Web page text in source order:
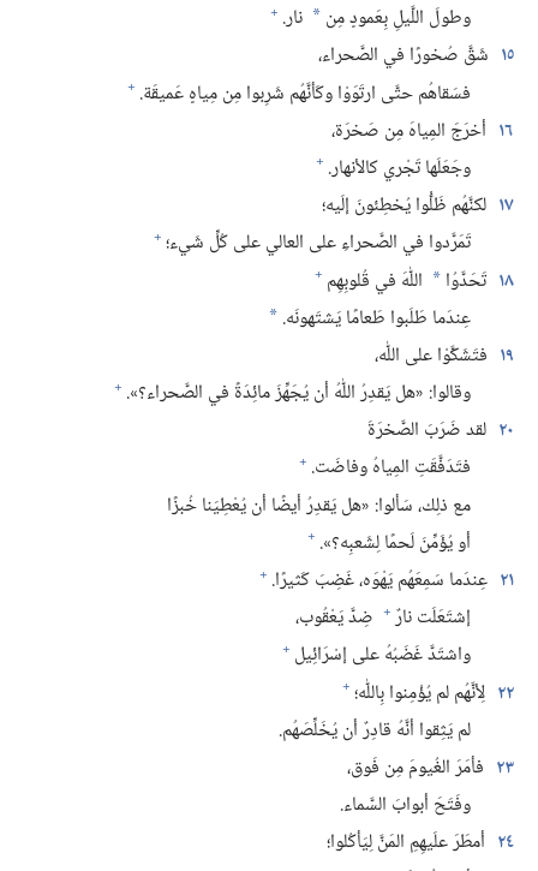
وطولَ اللَّيلِ بِعَمودٍ مِن * نار.‏ +
١٥ شَقَّ صُخورًا في الصَّحراء،‏
فسَقاهُم حتَّى ارتَوَوْا وكَأنَّهُم شَرِبوا مِن مِياهٍ عَميقَة.‏ +
١٦ أخرَجَ المِياهَ مِن صَخرَة،‏
وجَعَلَها تَجْري كالأنهار.‏ +
١٧ لكنَّهُم ظَلُّوا يُخطِئونَ إلَيه؛‏
تَمَرَّدوا في الصَّحراءِ على العالي على كُلِّ شَيء؛‏ +
١٨ تَحَدَّوُا * اللّٰهَ في قُلوبِهِم +
عِندَما طَلَبوا طَعامًا يَشتَهونَه.‏ *
١٩ فتَشَكَّوْا على اللّٰه،‏
وقالوا:‏ «هل يَقدِرُ اللّٰهُ أن يُجَهِّزَ مائِدَةً في الصَّحراء؟‏».‏ +
٢٠ لقد ضَرَبَ الصَّخرَةَ
فتَدَفَّقَتِ المِياهُ وفاضَت.‏ +
مع ذلِك،‏ سَألوا:‏ «هل يَقدِرُ أيضًا أن يُعْطِيَنا خُبزًا
أو يُؤَمِّنَ لَحمًا لِشَعبِه؟‏».‏ +
٢١ عِندَما سَمِعَهُم يَهْوَه،‏ غَضِبَ كَثيرًا.‏ +
إشتَعَلَت نارٌ + ضِدَّ يَعْقُوب،‏
واشتَدَّ غَضَبُهُ على إسْرَائِيل +
٢٢ لِأنَّهُم لم يُؤْمِنوا بِاللّٰه؛‏ +
لم يَثِقوا أنَّهُ قادِرٌ أن يُخَلِّصَهُم.‏
٢٣ فأمَرَ الغُيومَ مِن فَوق،‏
وفَتَحَ أبوابَ السَّماء.‏
٢٤ أمطَرَ علَيهِمِ المَنَّ لِيَأكُلوا؛‏